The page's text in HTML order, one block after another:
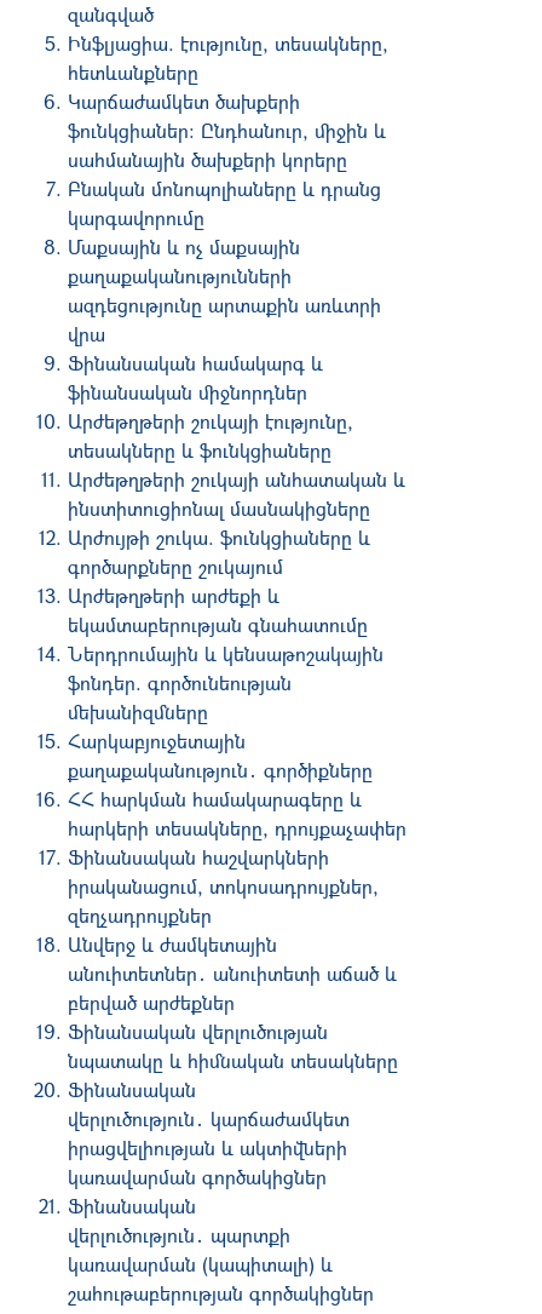
զանգված
Ինֆլյացիա. էությունը, տեսակները,
հետևանքները
Կարճաժամկետ ծախքերի
ֆունկցիաներ: Ընդհանուր, միջին և
սահմանային ծախքերի կորերը
Բնական մոնոպոլիաները և դրանց
կարգավորումը
Մաքսային և ոչ մաքսային
քաղաքականությունների
ազդեցությունը արտաքին առևտրի
վրա
Ֆինանսական համակարգ և
ֆինանսական միջնորդներ
Արժեթղթերի շուկայի էությունը,
տեսակները և ֆունկցիաները
Արժեթղթերի շուկայի անհատական և
ինստիտուցիոնալ մասնակիցները
Արժույթի շուկա. ֆունկցիաները և
գործարքները շուկայում
Արժեթղթերի արժեքի և
եկամտաբերության գնահատումը
Ներդրումային և կենսաթոշակային
ֆոնդեր. գործունեության
մեխանիզմները
Հարկաբյուջետային
քաղաքականություն․ գործիքները
ՀՀ հարկման համակարագերը և
հարկերի տեսակները, դրույքաչափեր
Ֆինանսական հաշվարկների
իրականացում, տոկոսադրույքներ,
զեղչադրույքներ
Անվերջ և ժամկետային
անուիտետներ․ անուիտետի աճած և
բերված արժեքներ
Ֆինանսական վերլուծության
նպատակը և հիմնական տեսակները
Ֆինանսական
վերլուծություն․ կարճաժամկետ
իրացվելիության և ակտիվների
կառավարման գործակիցներ
Ֆինանսական
վերլուծություն․ պարտքի
կառավարման (կապիտալի) և
շահութաբերության գործակիցներ